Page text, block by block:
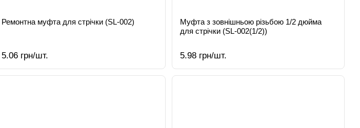
Ремонтна муфта для стрічки (SL-002)
5.06 грн/шт.
Муфта з зовнішньою різьбою 1/2 дюйма
для стрічки (SL-002(1/2))
5.98 грн/шт.